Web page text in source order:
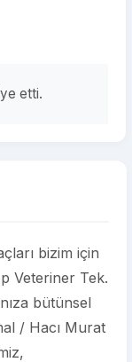
etti.
bizim için
Veteriner Tek.
bütünsel
/ Hacı Murat